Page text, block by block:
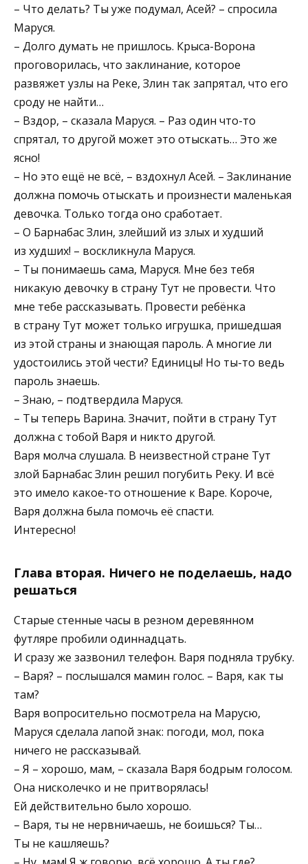
– Что делать? Ты уже подумал, Асей? – спросила
Маруся.
– Долго думать не пришлось. Крыса-Ворона
проговорилась, что заклинание, которое
развяжет узлы на Реке, Злин так запрятал, что его
сроду не найти…
– Вздор, – сказала Маруся. – Раз один что-то
спрятал, то другой может это отыскать… Это же
ясно!
– Но это ещё не всё, – вздохнул Асей. – Заклинание
должна помочь отыскать и произнести маленькая
девочка. Только тогда оно сработает.
– О Барнабас Злин, злейший из злых и худший
из худших! – воскликнула Маруся.
– Ты понимаешь сама, Маруся. Мне без тебя
никакую девочку в страну Тут не провести. Что
мне тебе рассказывать. Провести ребёнка
в страну Тут может только игрушка, пришедшая
из этой страны и знающая пароль. А многие ли
удостоились этой чести? Единицы! Но ты-то ведь
пароль знаешь.
– Знаю, – подтвердила Маруся.
– Ты теперь Варина. Значит, пойти в страну Тут
должна с тобой Варя и никто другой.
Варя молча слушала. В неизвестной стране Тут
злой Барнабас Злин решил погубить Реку. И всё
это имело какое-то отношение к Варе. Короче,
Варя должна была помочь её спасти.
Интересно!
Глава вторая. Ничего не поделаешь, надо
решаться
Старые стенные часы в резном деревянном
футляре пробили одиннадцать.
И сразу же зазвонил телефон. Варя подняла трубку.
– Варя? – послышался мамин голос. – Варя, как ты
там?
Варя вопросительно посмотрела на Марусю,
Маруся сделала лапой знак: погоди, мол, пока
ничего не рассказывай.
– Я – хорошо, мам, – сказала Варя бодрым голосом.
Она нисколечко и не притворялась!
Ей действительно было хорошо.
– Варя, ты не нервничаешь, не боишься? Ты…
Ты не кашляешь?